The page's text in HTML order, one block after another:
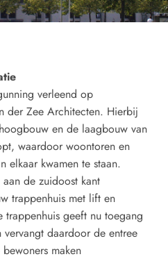
verleend op
der Zee Architecten. Hierbij
en de laagbouw van
waardoor woontoren en
elkaar kwamen te staan.
de zuidoost kant
trappenhuis met lift en
trappenhuis geeft nu toegang
daardoor de entree
maken